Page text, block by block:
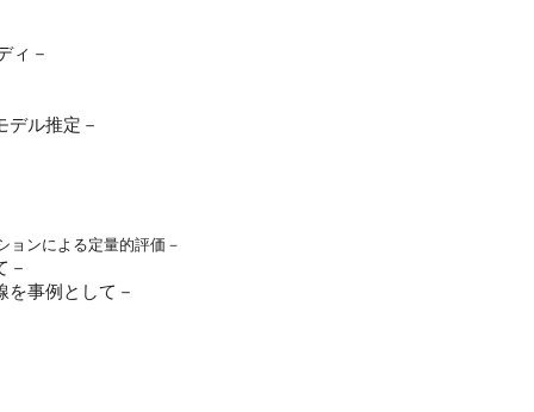
ィ－
ル推定－
ョンによる定量的評価－
事例として－